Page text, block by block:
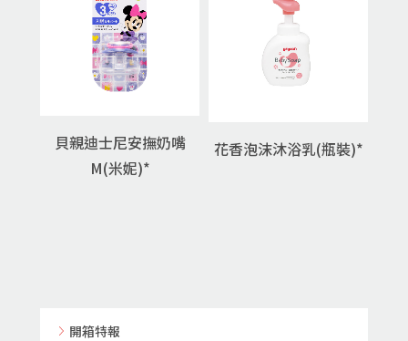
貝親迪士尼安撫奶嘴
M(米妮)*
花香泡沫沐浴乳(瓶裝)*
開箱特報